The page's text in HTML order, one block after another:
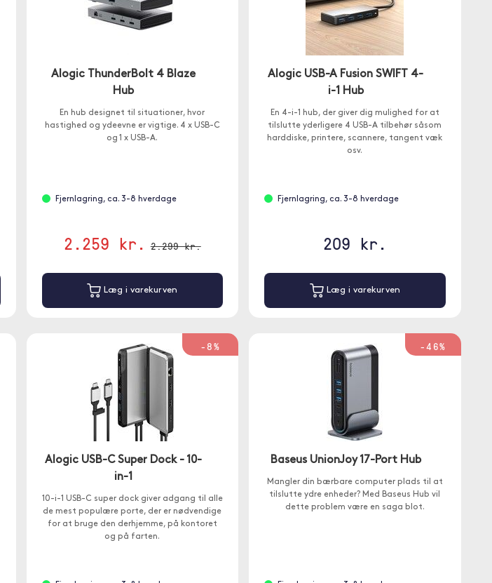
Alogic ThunderBolt 4 Blaze
Hub
En hub designet til situationer, hvor
hastighed og ydeevne er vigtige. 4 x USB-C
og 1 x USB-A.
Fjernlagring, ca. 3-8 hverdage
2.259 kr. 2.299 kr.
Læg i varekurven
Alogic USB-A Fusion SWIFT 4-
i-1 Hub
En 4-i-1 hub, der giver dig mulighed for at
tilslutte yderligere 4 USB-A tilbehør såsom
harddiske, printere, scannere, tangent væk
osv.
Fjernlagring, ca. 3-8 hverdage
209 kr.
Læg i varekurven
-8%
Alogic USB-C Super Dock - 10-
in-1
10-i-1 USB-C super dock giver adgang til alle
de mest populære porte, der er nødvendige
for at bruge den derhjemme, på kontoret
og på farten.
-46%
Baseus UnionJoy 17-Port Hub
Mangler din bærbare computer plads til at
tilslutte ydre enheder? Med Baseus Hub vil
dette problem være en saga blot.